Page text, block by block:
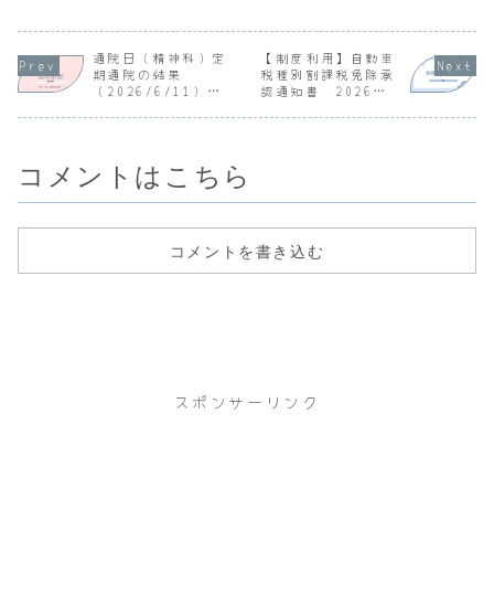
合わなかったた
め、ついに
2026/3/2の当正
規開始時から血圧
とはなかったので
詳細不明。採血の
結果は透析後に処
方箋と一緒に配布
) / X
(twitter.com)
）
2026.8.3
レントゲン
血）
2026.9.7
通院日（精神科）定
期通院の結果
（2026/6/11）、
担当医交代予定）
【制度利用】自動車
税種別割課税免除承
認通知書 2026年
コメントはこちら
コメントを書き込む
スポンサーリンク